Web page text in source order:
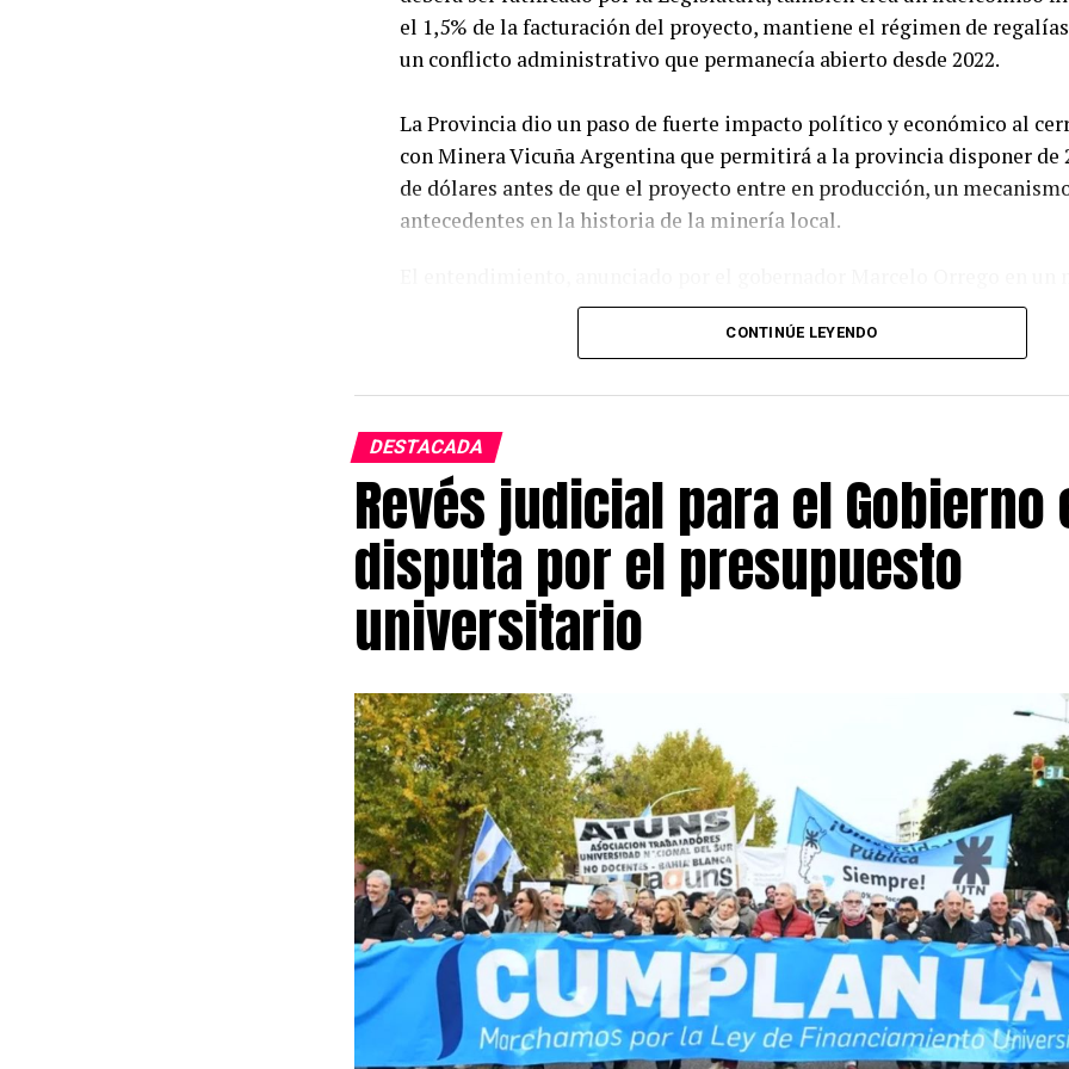
el 1,5% de la facturación del proyecto, mantiene el régimen de
un conflicto administrativo que permanecía abierto desde 2022.
La Provincia dio un paso de fuerte impacto político y económico al
con Minera Vicuña Argentina que permitirá a la provincia disponer de
de dólares antes de que el proyecto entre en producción, un
antecedentes en la historia de la minería local.
emitido por Cadena Provincial, establece un aporte extraordinario que,
el mandatario, será fijo, no reembolsable y no compensable, una
del emprendimiento.
El convenio será enviado a la Cámara de Diputados para su ratificación
totalidad de esos fondos a obras de infraestructura vial, hídrica y de
decisión apunta a acelerar inversiones consideradas prioritarias para
provincial sin esperar el inicio de la explotación comercial del
consecuente ingreso de regalías.
Más allá del desembolso inicial, el pacto incorpora un esquema de
recibirá un aporte equivalente al 1,5% del valor bruto de facturación
Vicuña. Esos recursos serán administrados, auditados y ejecutados por
provincial bajo los procedimientos previstos en la legislación de
pública.
El convenio, además, ratifica el régimen vigente de regalías mineras,
fijado en el 3% del valor bruto de facturación una vez iniciada la etapa
Uno de los puntos centrales del entendimiento es que también
controversia administrativa originada en 2022 por la aplicación de la
Impacto Ambiental (DIA), un diferendo que condicionaba aspectos
proyecto. La resolución de ese proceso aporta previsibilidad jurídica
CONTINÚE LEYENDO
DESTACADA
Revés judicial para el Gobierno
disputa por el presupuesto
universitario